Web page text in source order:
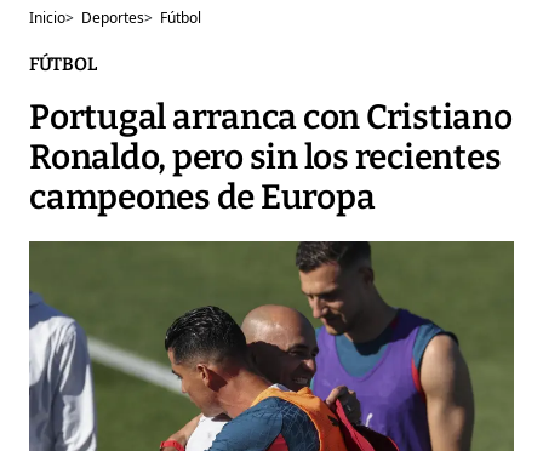
Inicio> Deportes> Fútbol
FÚTBOL
Portugal arranca con Cristiano
Ronaldo, pero sin los recientes
campeones de Europa